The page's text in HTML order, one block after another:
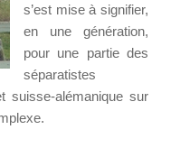
s’est mise à signifier,
en une génération,
pour une partie des
séparatistes
suisse-alémanique sur